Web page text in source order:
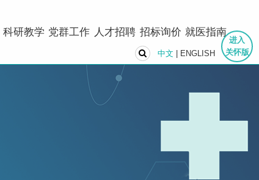
科研教学 党群工作 人才招聘 招标询价 就医指南
进入
关怀版
中文 ENGLISH